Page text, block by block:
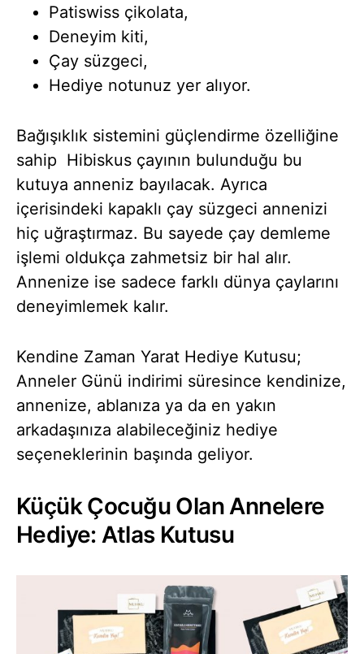
Patiswiss çikolata,
Deneyim kiti,
Çay süzgeci,
Hediye notunuz yer alıyor.
Bağışıklık sistemini güçlendirme özelliğine
sahip Hibiskus çayının bulunduğu bu
kutuya anneniz bayılacak. Ayrıca
içerisindeki kapaklı çay süzgeci annenizi
hiç uğraştırmaz. Bu sayede çay demleme
işlemi oldukça zahmetsiz bir hal alır.
Annenize ise sadece farklı dünya çaylarını
deneyimlemek kalır.
Kendine Zaman Yarat Hediye Kutusu;
Anneler Günü indirimi süresince kendinize,
annenize, ablanıza ya da en yakın
arkadaşınıza alabileceğiniz hediye
seçeneklerinin başında geliyor.
Küçük Çocuğu Olan Annelere
Hediye: Atlas Kutusu